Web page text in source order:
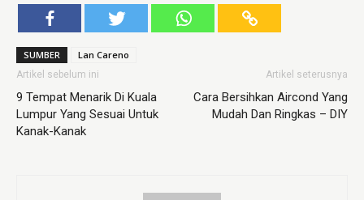
SUMBER Lan Careno
Artikel sebelum ini
9 Tempat Menarik Di Kuala
Lumpur Yang Sesuai Untuk
Kanak-Kanak
Artikel seterusnya
Cara Bersihkan Aircond Yang
Mudah Dan Ringkas – DIY